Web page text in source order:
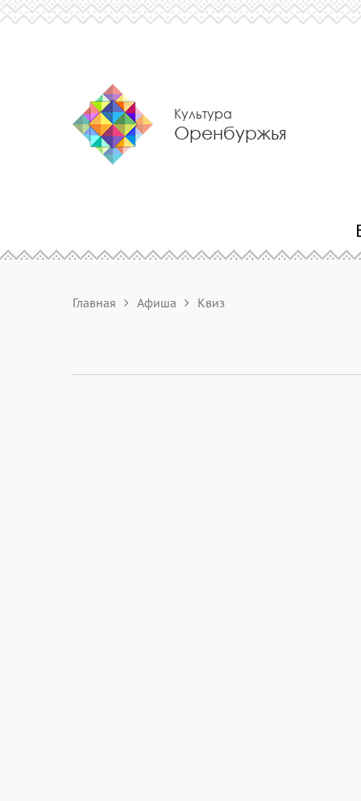
Культура
Оренбуржья
Главная Афиша Квиз